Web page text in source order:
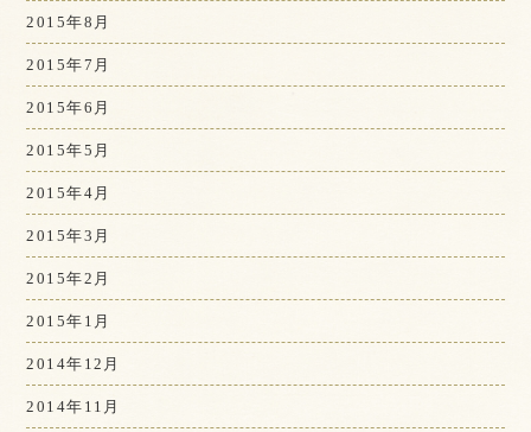
2015年8月
2015年7月
2015年6月
2015年5月
2015年4月
2015年3月
2015年2月
2015年1月
2014年12月
2014年11月